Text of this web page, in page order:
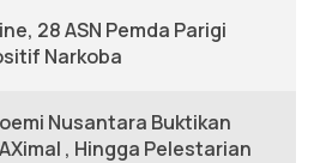
28 ASN Pemda Parigi
Narkoba
Nusantara Buktikan
, Hingga Pelestarian